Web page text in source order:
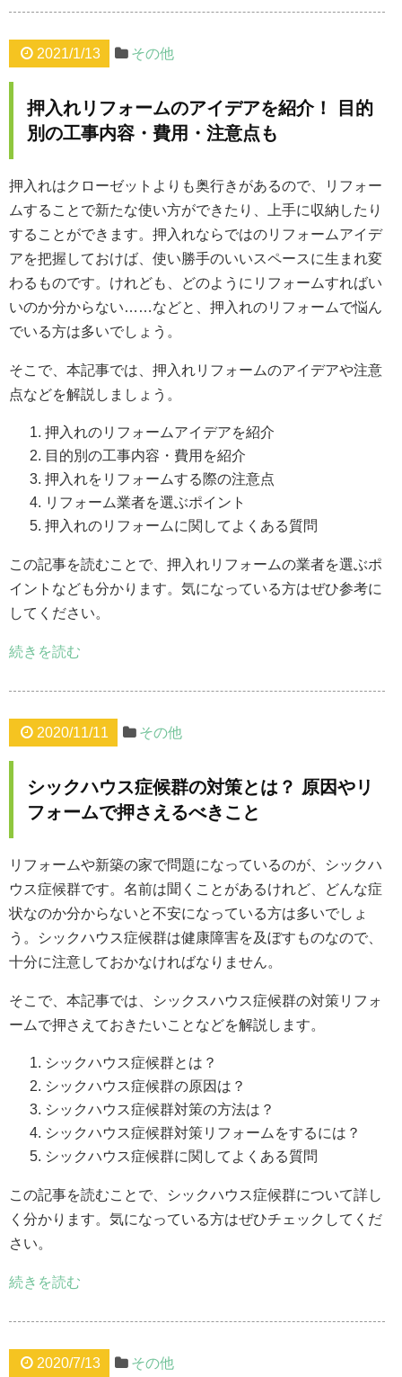
2021/1/13 その他
押入れリフォームのアイデアを紹介！ 目的
別の工事内容・費用・注意点も
押入れはクローゼットよりも奥行きがあるので、リフォー
ムすることで新たな使い方ができたり、上手に収納したり
することができます。押入れならではのリフォームアイデ
アを把握しておけば、使い勝手のいいスペースに生まれ変
わるものです。けれども、どのようにリフォームすればい
いのか分からない……などと、押入れのリフォームで悩ん
でいる方は多いでしょう。
そこで、本記事では、押入れリフォームのアイデアや注意
点などを解説しましょう。
押入れのリフォームアイデアを紹介
目的別の工事内容・費用を紹介
押入れをリフォームする際の注意点
リフォーム業者を選ぶポイント
押入れのリフォームに関してよくある質問
この記事を読むことで、押入れリフォームの業者を選ぶポ
イントなども分かります。気になっている方はぜひ参考に
してください。
続きを読む
2020/11/11 その他
シックハウス症候群の対策とは？ 原因やリ
フォームで押さえるべきこと
リフォームや新築の家で問題になっているのが、シックハ
ウス症候群です。名前は聞くことがあるけれど、どんな症
状なのか分からないと不安になっている方は多いでしょ
う。シックハウス症候群は健康障害を及ぼすものなので、
十分に注意しておかなければなりません。
そこで、本記事では、シックスハウス症候群の対策リフォ
ームで押さえておきたいことなどを解説します。
シックハウス症候群とは？
シックハウス症候群の原因は？
シックハウス症候群対策の方法は？
シックハウス症候群対策リフォームをするには？
シックハウス症候群に関してよくある質問
この記事を読むことで、シックハウス症候群について詳し
く分かります。気になっている方はぜひチェックしてくだ
さい。
続きを読む
2020/7/13 その他